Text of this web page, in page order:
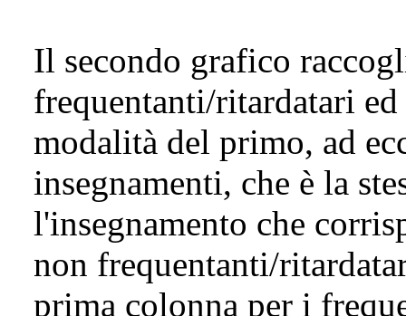
Il secondo grafico
frequentanti/ritardatari
modalità del primo, ad
insegnamenti, che è la
l'insegnamento che
non frequentanti/
prima colonna per i